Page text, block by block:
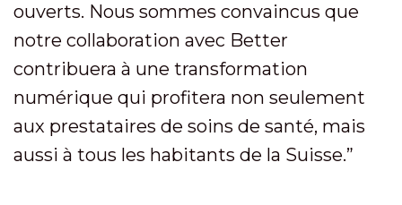
ouverts. Nous sommes convaincus que
notre collaboration avec Better
contribuera à une transformation
numérique qui profitera non seulement
aux prestataires de soins de santé, mais
aussi à tous les habitants de la Suisse.”